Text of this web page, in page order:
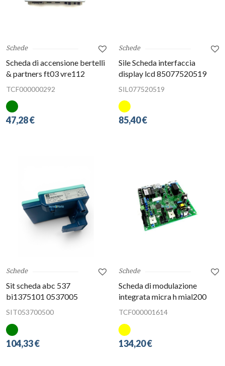
Schede
Scheda di accensione bertelli
& partners ft03 vre112
TCF000000292
47,28 €
Schede
Sile Scheda interfaccia
display lcd 85077520519
SIL077520519
85,40 €
Schede
Sit scheda abc 537
bi1375101 0537005
SIT053700500
104,33 €
Schede
Scheda di modulazione
integrata micra h mial200
TCF000001614
134,20 €